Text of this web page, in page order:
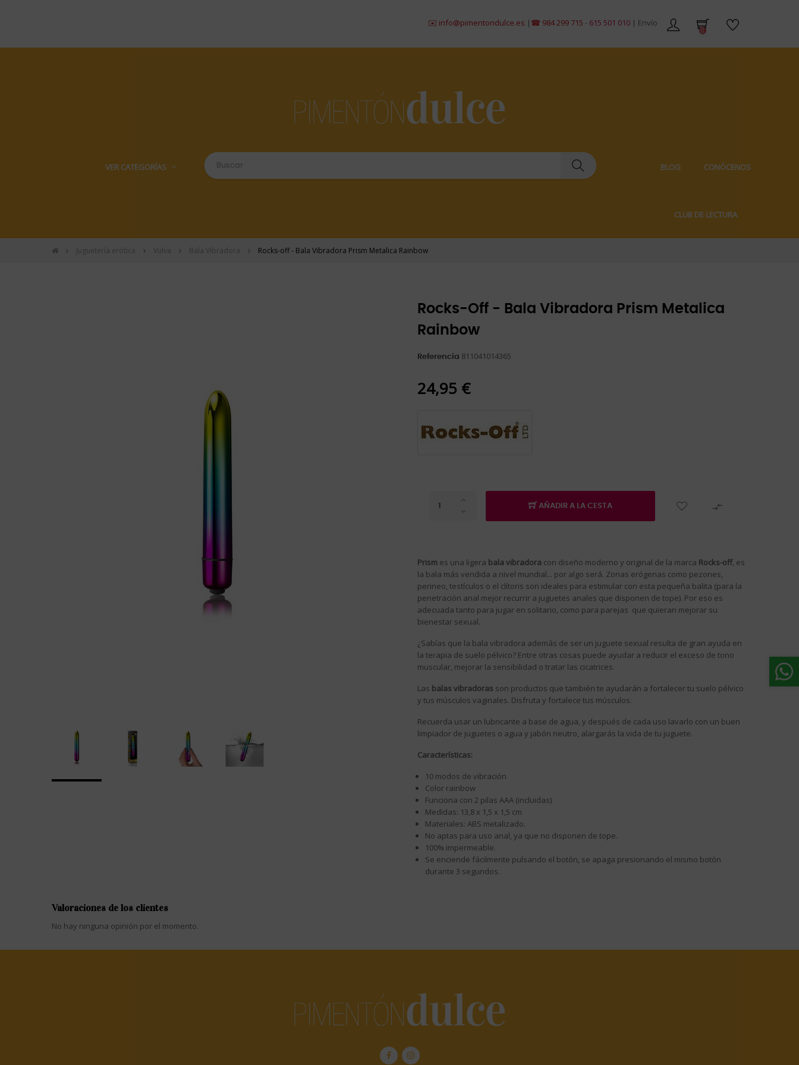
✉️ info@pimentondulce.es |☎ 984 299 715-615 501 010| Envíos gratis en pedidos de +59€ | Envíos 100%
0
VER CATEGORÍAS BLOG CONÓCENOS
CLUB DE LECTURA
Juguetería erótica Vulva Bala Vibradora Rocks-off - Bala Vibradora Prism Metalica Rainbow
Rocks-Off - Bala Vibradora Prism Metalica
Rainbow
Referencia 811041014365
24,95 €
AÑADIR A LA CESTA 
Prism es una ligera bala vibradora con diseño moderno y original de la marca Rocks-off, es
la bala más vendida a nivel mundial... por algo será. Zonas erógenas como pezones,
perineo, testículos o el clítoris son ideales para estimular con esta pequeña balita (para la
penetración anal mejor recurrir a juguetes anales que disponen de tope). Por eso es
adecuada tanto para jugar en solitario, como para parejas que quieran mejorar su
bienestar sexual.
¿Sabías que la bala vibradora además de ser un juguete sexual resulta de gran ayuda en
la terapia de suelo pélvico? Entre otras cosas puede ayudar a reducir el exceso de tono
muscular, mejorar la sensibilidad o tratar las cicatrices.
Las balas vibradoras son productos que también te ayudarán a fortalecer tu suelo pélvico
y tus músculos vaginales. Disfruta y fortalece tus músculos.
Recuerda usar un lubricante a base de agua, y después de cada uso lavarlo con un buen
limpiador de juguetes o agua y jabón neutro, alargarás la vida de tu juguete.
Características:
10 modos de vibración
Color rainbow
Funciona con 2 pilas AAA (incluidas)
Medidas: 13,8 x 1,5 x 1,5 cm
Materiales: ABS metalizado.
No aptas para uso anal, ya que no disponen de tope.
100% impermeable.
Se enciende fácilmente pulsando el botón, se apaga presionando el mismo botón
durante 3 segundos.
Valoraciones de los clientes
No hay ninguna opinión por el momento.